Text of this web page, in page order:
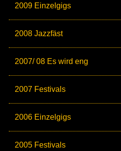
2009 Einzelgigs
2008 Jazzfäst
2007/ 08 Es wird eng
2007 Festivals
2006 Einzelgigs
2005 Festivals